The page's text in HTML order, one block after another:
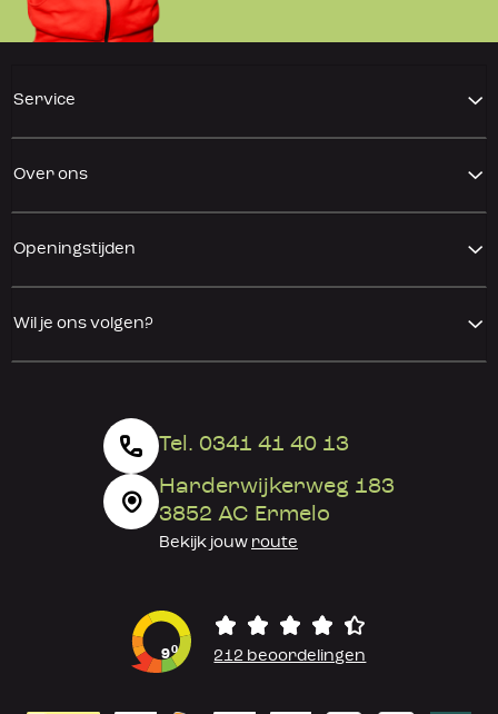
Service
Over ons
Openingstijden
Wil je ons volgen?
Tel. 0341 41 40 13
Harderwijkerweg 183
3852 AC Ermelo
Bekijk jouw route
90 212 beoordelingen